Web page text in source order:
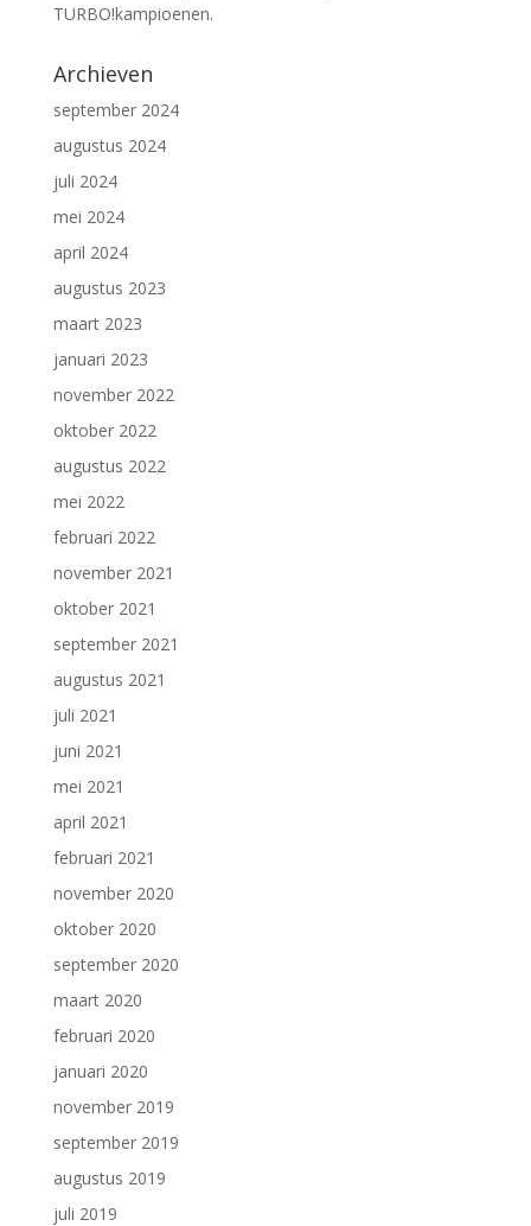
TURBO!kampioenen.
Archieven
september 2024
augustus 2024
juli 2024
mei 2024
april 2024
augustus 2023
maart 2023
januari 2023
november 2022
oktober 2022
augustus 2022
mei 2022
februari 2022
november 2021
oktober 2021
september 2021
augustus 2021
juli 2021
juni 2021
mei 2021
april 2021
februari 2021
november 2020
oktober 2020
september 2020
maart 2020
februari 2020
januari 2020
november 2019
september 2019
augustus 2019
juli 2019